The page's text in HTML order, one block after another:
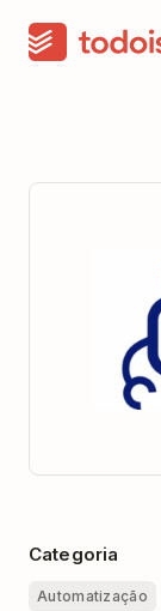
Categoria
Automatização